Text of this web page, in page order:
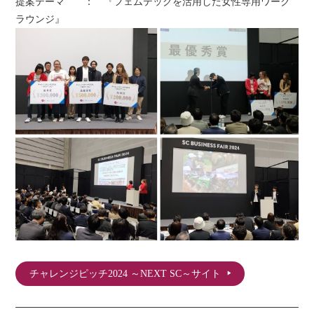
ラウンジ』
チャレンジピッチ2024 ～NEXT SC～サイト